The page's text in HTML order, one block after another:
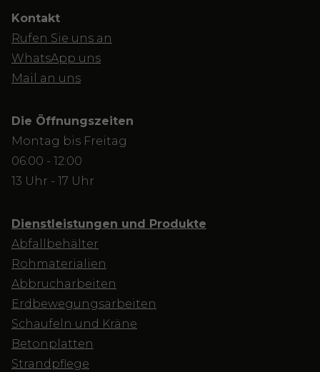
Kontakt
Rufen Sie uns an
WhatsApp uns
Mail an uns
Die Öffnungszeiten
Montag bis Freitag
06:00 - 12:00
13 Uhr - 17 Uhr
Dienstleistungen und Produkte
Abfallbehälter
Rohmaterialien
Abbrucharbeiten
Erdbewegungsarbeiten
Schaufeln und Kräne
Betonplatten
Strandpflege